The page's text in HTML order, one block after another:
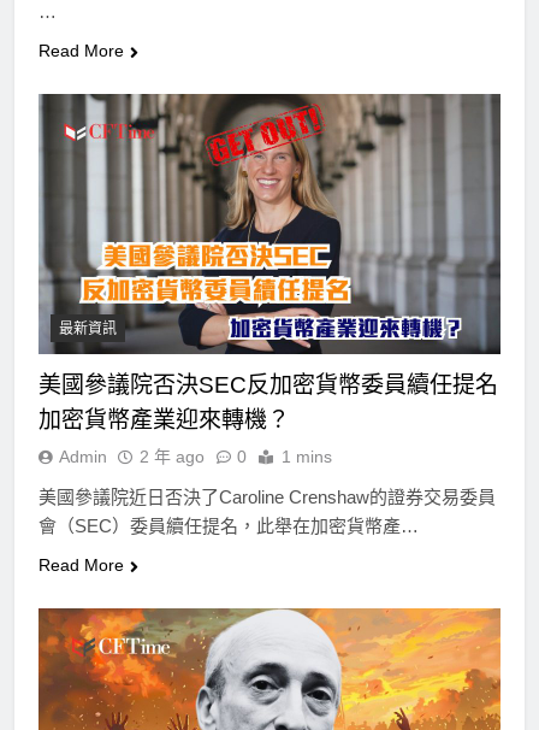
…
Read More
最新資訊
美國參議院否決SEC反加密貨幣委員續任提名
加密貨幣產業迎來轉機？
Admin 2 年 ago 0 1 mins
美國參議院近日否決了Caroline Crenshaw的證券交易委員
會（SEC）委員續任提名，此舉在加密貨幣產…
Read More